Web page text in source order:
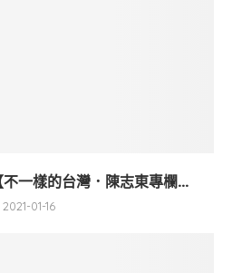
一樣的台灣．陳志東專欄...
2021-01-16